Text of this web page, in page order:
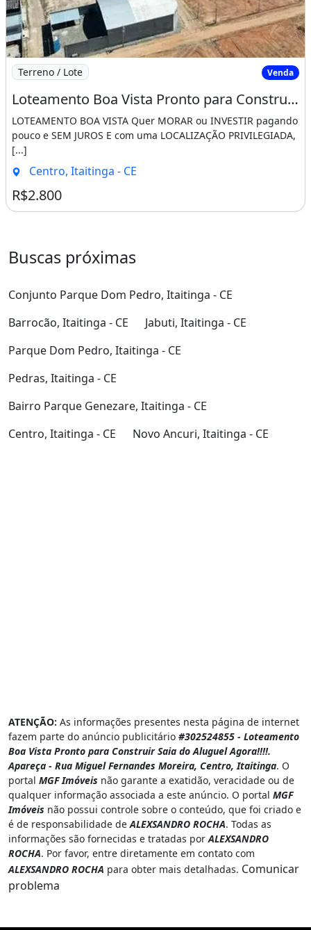
Imagem: Loteamento Boa Vista Pronto para Construir
Terreno / Lote Venda
Loteamento Boa Vista Pronto para Construir Saia do Aluguel Agora!!!!. Apresente-Se
LOTEAMENTO BOA VISTA Quer MORAR ou INVESTIR pagando
pouco e SEM JUROS E com uma LOCALIZAÇÃO PRIVILEGIADA,
[...]
Centro, Itaitinga - CE
R$2.800
Buscas próximas
Conjunto Parque Dom Pedro, Itaitinga - CE
Barrocão, Itaitinga - CE
Jabuti, Itaitinga - CE
Parque Dom Pedro, Itaitinga - CE
Pedras, Itaitinga - CE
Bairro Parque Genezare, Itaitinga - CE
Centro, Itaitinga - CE
Novo Ancuri, Itaitinga - CE
ATENÇÃO: As informações presentes nesta página de internet
fazem parte do anúncio publicitário #302524855 - Loteamento
Boa Vista Pronto para Construir Saia do Aluguel Agora!!!!.
Apareça - Rua Miguel Fernandes Moreira, Centro, Itaitinga. O
portal MGF Imóveis não garante a exatidão, veracidade ou de
qualquer informação associada a este anúncio. O portal MGF
Imóveis não possui controle sobre o conteúdo, que foi criado e
é de responsabilidade deALEXSANDRO ROCHA. Todas as
informações são fornecidas e tratadas porALEXSANDRO
ROCHA. Por favor, entre diretamente em contato com
ALEXSANDRO ROCHA para obter mais detalhadas. Comunicar
problema